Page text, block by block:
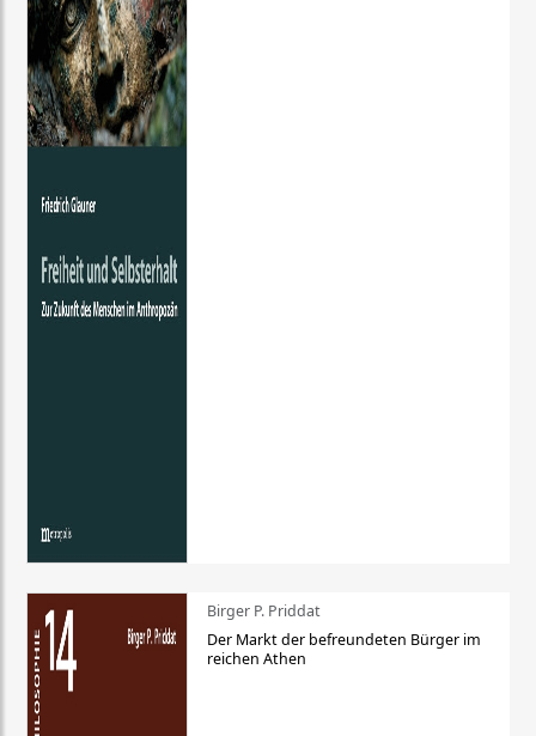
Birger P. Priddat
Der Markt der befreundeten Bürger im
reichen Athen